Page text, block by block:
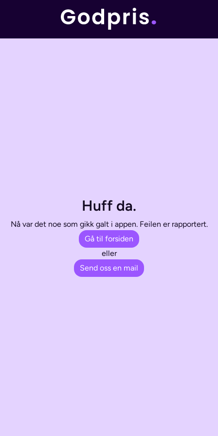
Huff da.
Nå var det noe som gikk galt i appen. Feilen er rapportert.
Gå til forsiden
eller
Send oss en mail